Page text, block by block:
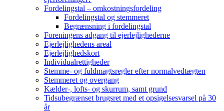
Fordelingstal – omkostningsfordeling
Fordelingstal og stemmeret
Begrænsning i fordelingstal
Foreningens adgang til ejerlejlighederne
Ejerlejlighedens areal
Ejerlejlighedskort
Individualrettigheder
Stemme- og fuldmagtsregler efter normalvedtægten
Stemmeret og overgang
Kælder-, lofts- og skurrum, samt grund
Tidsubegrænset brugsret med et opsigelsesvarsel på 30
år